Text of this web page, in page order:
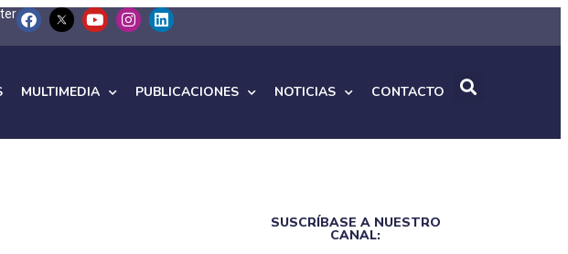
MULTIMEDIA PUBLICACIONES NOTICIAS CONTACTO
SUSCRÍBASE A NUESTRO
CANAL: